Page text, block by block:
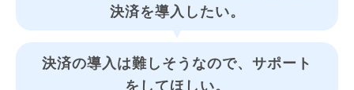
決済を導入したい。
決済の導入は難しそうなので、サポート
をしてほしい。